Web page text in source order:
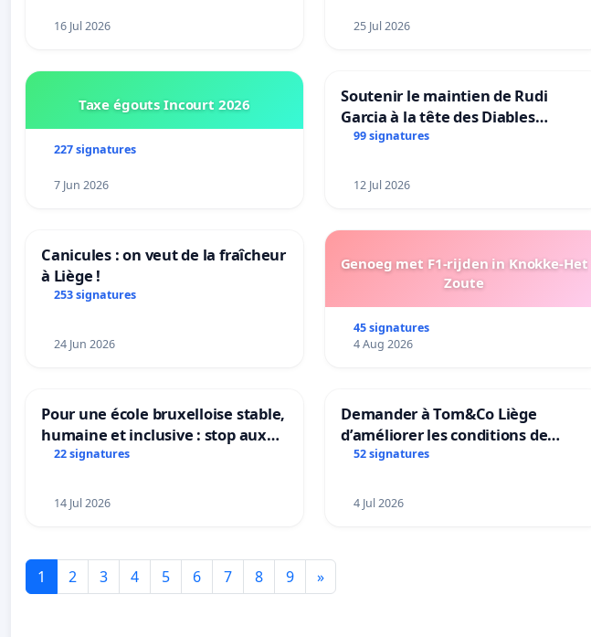
16 Jul 2026 25 Jul 2026
Taxe égouts Incourt 2026
227 signatures
7 Jun 2026
Soutenir le maintien de Rudi
Garcia à la tête des Diables
Rouges |Teken voor het behoud
99 signatures
12 Jul 2026
Canicules : on veut de la fraîcheur
à Liège !
253 signatures
24 Jun 2026
Genoeg met F1-rijden in Knokke-Het
Zoute
45 signatures
4 Aug 2026
Pour une école bruxelloise stable,
humaine et inclusive : stop aux
réformes qui fragilisent le
22 signatures
14 Jul 2026
Demander à Tom&Co Liège
d’améliorer les conditions de
présentation des animaux et de
en magasin
52 signatures
4 Jul 2026
1 2 3 4 5 6 7 8 9 »